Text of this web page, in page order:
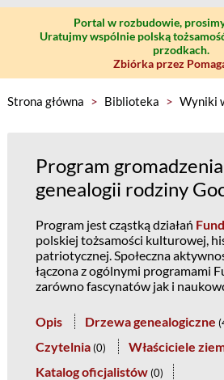
Portal w rozbudowie,
Uratujmy wspólnie polską
przodkach.
Zbiórka przez
Strona główna > Biblioteka > Wyniki
Program
genealogii rodziny
Program jest cząstką działań
polskiej tożsamości kulturowej,
patriotycznej. Społeczna
łączona z ogólnymi programami
zarówno fascynatów jak i
Opis Drzewa genealogiczne (
Czytelnia (0) Właściciele
Katalog oficjalistów (0)